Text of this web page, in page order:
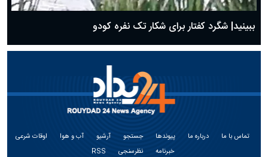
ببینید| شگرد کفتار برای شکار تک نفره کودو
تماس با ما درباره ما پیوندها جستجو آرشیو آب و هوا
اوقات شرعی
خبرنامه
نظرسنجی RSS